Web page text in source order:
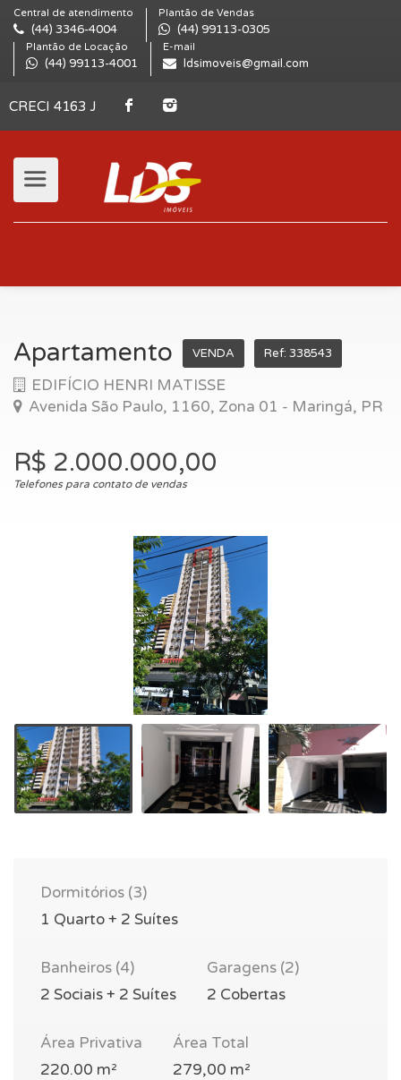
Central de atendimento
(44) 3346-4004
Plantão de Vendas
(44) 99113-0305
Plantão de Locação
(44) 99113-4001
E-mail
ldsimoveis@gmail.com
CRECI 4163 J
Apartamento VENDA Ref: 338543
EDIFÍCIO HENRI MATISSE
Avenida São Paulo, 1160, Zona 01 - Maringá, PR
R$ 2.000.000,00
Telefones para contato de vendas
Dormitórios (3)
1 Quarto + 2 Suítes
Banheiros (4)
2 Sociais + 2 Suítes
Garagens (2)
2 Cobertas
Área Privativa
220.00 m²
Área Total
279,00 m²